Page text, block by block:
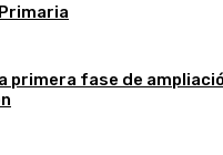
primera fase de